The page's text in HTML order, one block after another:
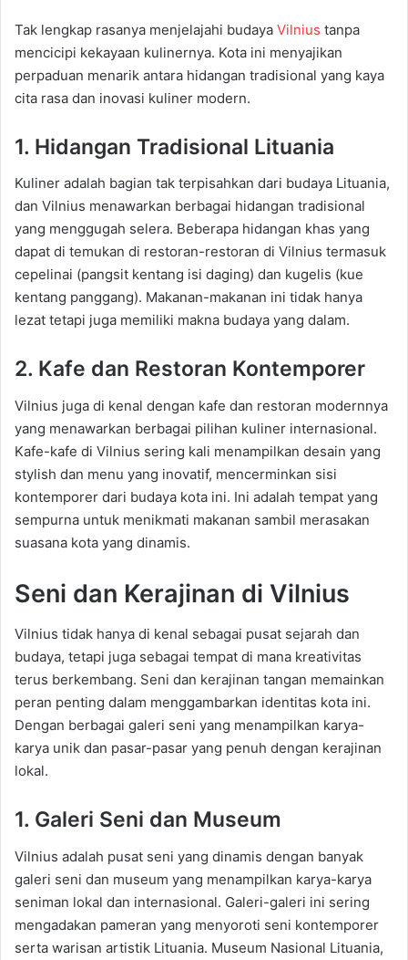
Tak lengkap rasanya menjelajahi budaya Vilnius tanpa
mencicipi kekayaan kulinernya. Kota ini menyajikan
perpaduan menarik antara hidangan tradisional yang kaya
cita rasa dan inovasi kuliner modern.
1. Hidangan Tradisional Lituania
Kuliner adalah bagian tak terpisahkan dari budaya Lituania,
dan Vilnius menawarkan berbagai hidangan tradisional
yang menggugah selera. Beberapa hidangan khas yang
dapat di temukan di restoran-restoran di Vilnius termasuk
cepelinai (pangsit kentang isi daging) dan kugelis (kue
kentang panggang). Makanan-makanan ini tidak hanya
lezat tetapi juga memiliki makna budaya yang dalam.
2. Kafe dan Restoran Kontemporer
Vilnius juga di kenal dengan kafe dan restoran modernnya
yang menawarkan berbagai pilihan kuliner internasional.
Kafe-kafe di Vilnius sering kali menampilkan desain yang
stylish dan menu yang inovatif, mencerminkan sisi
kontemporer dari budaya kota ini. Ini adalah tempat yang
sempurna untuk menikmati makanan sambil merasakan
suasana kota yang dinamis.
Seni dan Kerajinan di Vilnius
Vilnius tidak hanya di kenal sebagai pusat sejarah dan
budaya, tetapi juga sebagai tempat di mana kreativitas
terus berkembang. Seni dan kerajinan tangan memainkan
peran penting dalam menggambarkan identitas kota ini.
Dengan berbagai galeri seni yang menampilkan karya-
karya unik dan pasar-pasar yang penuh dengan kerajinan
lokal.
1. Galeri Seni dan Museum
Vilnius adalah pusat seni yang dinamis dengan banyak
galeri seni dan museum yang menampilkan karya-karya
seniman lokal dan internasional. Galeri-galeri ini sering
mengadakan pameran yang menyoroti seni kontemporer
serta warisan artistik Lituania. Museum Nasional Lituania,